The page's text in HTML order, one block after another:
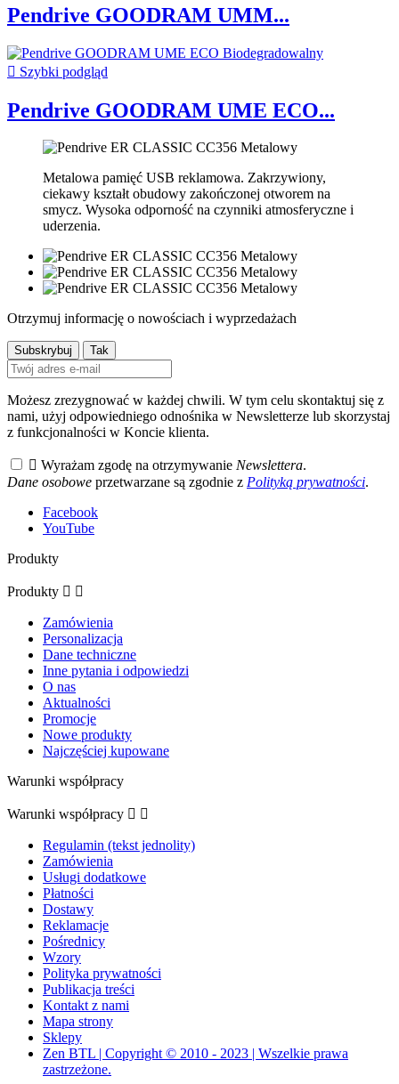
Pendrive GOODRAM UMM...
 Szybki podgląd
Pendrive GOODRAM UME ECO...
Metalowa pamięć USB reklamowa. Zakrzywiony,
ciekawy kształt obudowy zakończonej otworem na
smycz. Wysoka odporność na czynniki atmosferyczne i
uderzenia.
Otrzymuj informację o nowościach i wyprzedażach
Możesz zrezygnować w każdej chwili. W tym celu skontaktuj się z
nami, użyj odpowiedniego odnośnika w Newsletterze lub skorzystaj
z funkcjonalności w Koncie klienta.
 Wyrażam zgodę na otrzymywanie Newslettera.
Dane osobowe przetwarzane są zgodnie z Polityką prywatności.
Facebook
YouTube
Produkty
Produkty  
Zamówienia
Personalizacja
Dane techniczne
Inne pytania i odpowiedzi
O nas
Aktualności
Promocje
Nowe produkty
Najczęściej kupowane
Warunki współpracy
Warunki współpracy  
Regulamin (tekst jednolity)
Zamówienia
Usługi dodatkowe
Płatności
Dostawy
Reklamacje
Pośrednicy
Wzory
Polityka prywatności
Publikacja treści
Kontakt z nami
Mapa strony
Sklepy
Zen BTL | Copyright © 2010 - 2023 | Wszelkie prawa
zastrzeżone.